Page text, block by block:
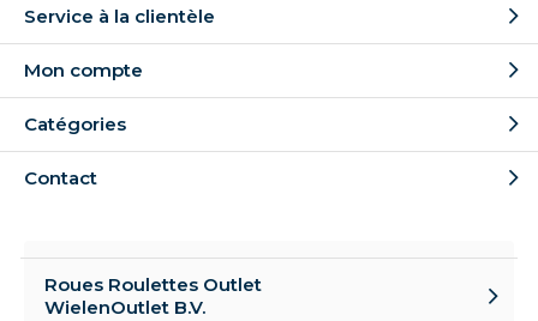
Service à la clientèle
Mon compte
Catégories
Contact
Roues Roulettes Outlet
WielenOutlet B.V.